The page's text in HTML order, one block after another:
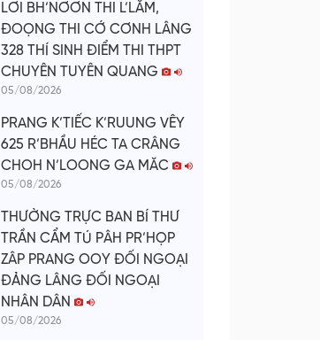
LƠI BH’NƠƠN THI L’LĂM,
ĐOỌNG THI CỚ CƠNH LÂNG
328 THÍ SINH ĐIỂM THI THPT
CHUYÊN TUYÊN QUANG
05/08/2026
PRANG K’TIẾC K’RUUNG VÊY
625 R’BHẦU HÉC TA CRÂNG
CHOH N’LOONG GA MĂC
05/08/2026
THƯỜNG TRỰC BAN BÍ THƯ
TRẦN CẨM TÚ PÂH PR’HỌP
ZÂP PRANG OOY ĐỐI NGOẠI
ĐẢNG LÂNG ĐỐI NGOẠI
NHÂN DÂN
05/08/2026